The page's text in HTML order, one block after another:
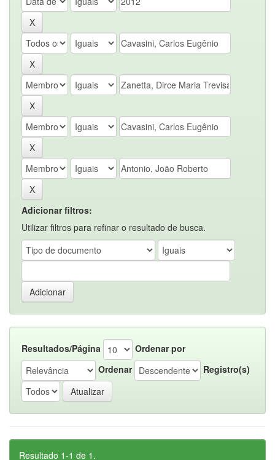
Adicionar filtros:
Utilizar filtros para refinar o resultado de busca.
Resultados/Página
Ordenar por
Ordenar
Registro(s)
Resultado 1-1 de 1.